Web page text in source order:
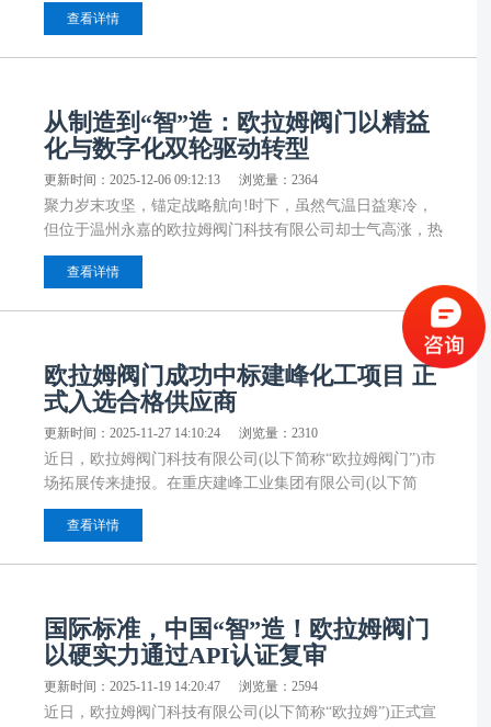
指导产业发展。欧拉姆阀门科技有限公司董事长金志远陪同
查看详情
从制造到“智”造：欧拉姆阀门以精益
化与数字化双轮驱动转型
更新时间：2025-12-06 09:12:13 浏览量：2364
聚力岁末攻坚，锚定战略航向!时下，虽然气温日益寒冷，
但位于温州永嘉的欧拉姆阀门科技有限公司却士气高涨，热
气沸腾，因为该公司正式启动“精益数字化工厂管理咨询项
目”，从而拉开了从传统制造向以精益为核心、以数字为驱
查看详情
欧拉姆阀门成功中标建峰化工项目 正
式入选合格供应商
更新时间：2025-11-27 14:10:24 浏览量：2310
近日，欧拉姆阀门科技有限公司(以下简称“欧拉姆阀门”)市
场拓展传来捷报。在重庆建峰工业集团有限公司(以下简
称“建峰化工”)的【建峰化工CG-250564 阀门采购】项目的
公开招标中，欧拉姆阀门凭借卓越的综合实力成功中标，正
查看详情
国际标准，中国“智”造！欧拉姆阀门
以硬实力通过API认证复审
更新时间：2025-11-19 14:20:47 浏览量：2594
近日，欧拉姆阀门科技有限公司(以下简称“欧拉姆”)正式宣